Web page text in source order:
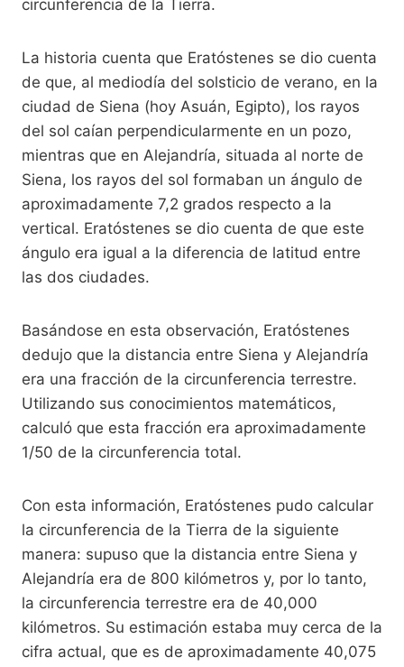
circunferencia de la Tierra.
La historia cuenta que Eratóstenes se dio cuenta
de que, al mediodía del solsticio de verano, en la
ciudad de Siena (hoy Asuán, Egipto), los rayos
del sol caían perpendicularmente en un pozo,
mientras que en Alejandría, situada al norte de
Siena, los rayos del sol formaban un ángulo de
aproximadamente 7,2 grados respecto a la
vertical. Eratóstenes se dio cuenta de que este
ángulo era igual a la diferencia de latitud entre
las dos ciudades.
Basándose en esta observación, Eratóstenes
dedujo que la distancia entre Siena y Alejandría
era una fracción de la circunferencia terrestre.
Utilizando sus conocimientos matemáticos,
calculó que esta fracción era aproximadamente
1/50 de la circunferencia total.
Con esta información, Eratóstenes pudo calcular
la circunferencia de la Tierra de la siguiente
manera: supuso que la distancia entre Siena y
Alejandría era de 800 kilómetros y, por lo tanto,
la circunferencia terrestre era de 40,000
kilómetros. Su estimación estaba muy cerca de la
cifra actual, que es de aproximadamente 40,075